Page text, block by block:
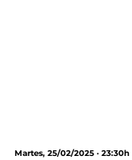
Martes, 25/02/2025 ·